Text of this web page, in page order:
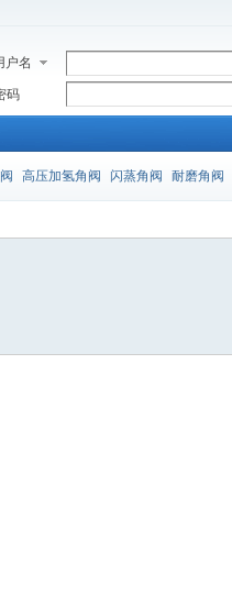
户名
码
高压加氢角阀 闪蒸角阀 耐磨角阀